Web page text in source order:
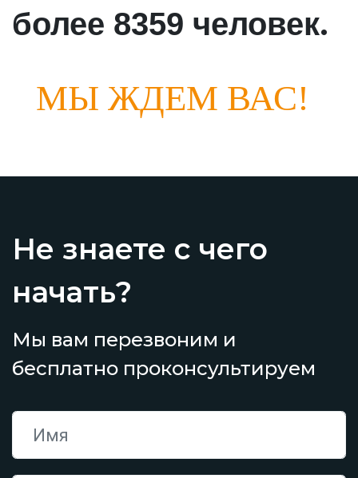
более 8359 человек.
МЫ ЖДЕМ ВАС!
Не знаете с чего
начать?
Мы вам перезвоним и
бесплатно проконсультируем